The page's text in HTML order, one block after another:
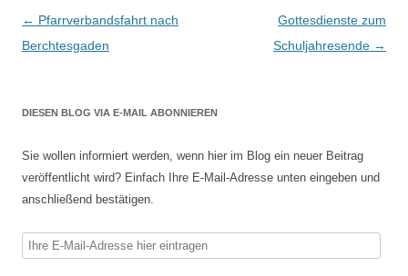
Beitragsnavigation
← Pfarrverbandsfahrt nach
Berchtesgaden
Gottesdienste zum
Schuljahresende →
DIESEN BLOG VIA E-MAIL ABONNIEREN
Sie wollen informiert werden, wenn hier im Blog ein neuer Beitrag
veröffentlicht wird? Einfach Ihre E-Mail-Adresse unten eingeben und
anschließend bestätigen.
Ihre